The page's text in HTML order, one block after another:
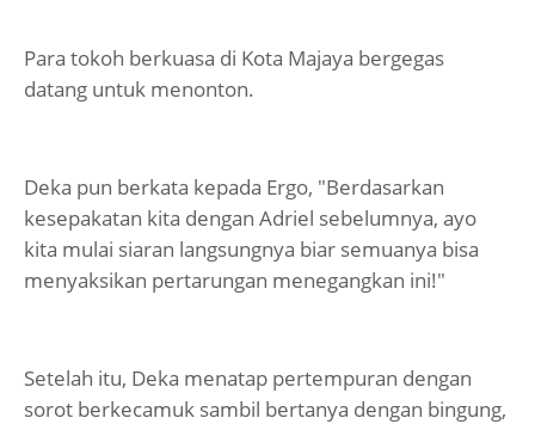
Para tokoh berkuasa di Kota Majaya bergegas
datang untuk menonton.
Deka pun berkata kepada Ergo, "Berdasarkan
kesepakatan kita dengan Adriel sebelumnya, ayo
kita mulai siaran langsungnya biar semuanya bisa
menyaksikan pertarungan menegangkan ini!"
Setelah itu, Deka menatap pertempuran dengan
sorot berkecamuk sambil bertanya dengan bingung,